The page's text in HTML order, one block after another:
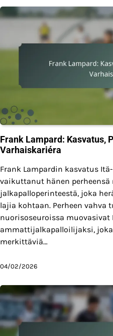
Frank Lampard: Kasvatus,
Varhaiskariéra
Frank Lampardin kasvatus
vaikuttanut hänen perheensä
jalkapalloperinteestä, joka
lajia kohtaan. Perheen
nuorisoseuroissa muovasivat
ammattijalkapalloilijaksi,
merkittäviä…
04/02/2026